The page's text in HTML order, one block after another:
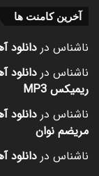
آخرین کامنت ها
ناشناس در دانلود
ناشناس در
ریمیکس MP3
ناشناس در دانلود
مریضم نوان
ناشناس در دانلود